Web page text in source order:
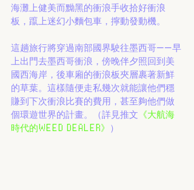
海灘上健美而黝黑的衝浪手收拾好衝浪
板，躥上迷幻小麵包車，擰動發動機。
這趟旅行將穿過南部國界駛往墨西哥——早
上出門去墨西哥衝浪，傍晚伴夕照回到美
國西海岸，後車廂的衝浪板夾層裹著新鮮
的草葉。這樣隨便走私幾次就能讓他們穩
賺到下次衝浪比賽的費用，甚至夠他們做
個環遊世界的計畫。（詳見推文 《大航海
時代的WEED DEALER》 ）